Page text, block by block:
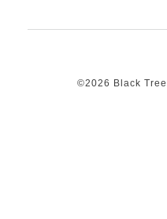
©2026 Black Tree